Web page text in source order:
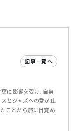
記事一覧へ
葉に影響を受け、自身
とジャズへの愛が止
ことから旅に目覚め